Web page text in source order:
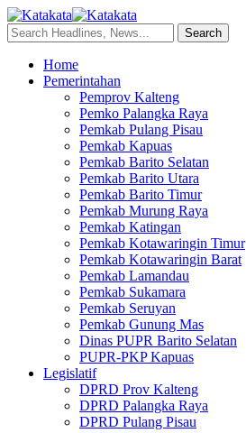
Home
Pemerintahan
Pemprov Kalteng
Pemko Palangka Raya
Pemkab Pulang Pisau
Pemkab Kapuas
Pemkab Barito Selatan
Pemkab Barito Utara
Pemkab Barito Timur
Pemkab Murung Raya
Pemkab Katingan
Pemkab Kotawaringin Timur
Pemkab Kotawaringin Barat
Pemkab Lamandau
Pemkab Sukamara
Pemkab Seruyan
Pemkab Gunung Mas
Dinas PUPR Barito Selatan
PUPR-PKP Kapuas
Legislatif
DPRD Prov Kalteng
DPRD Palangka Raya
DPRD Pulang Pisau